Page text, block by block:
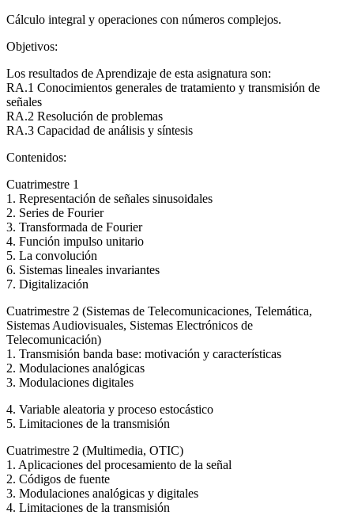
Cálculo integral y operaciones con números complejos.
Objetivos:
Los resultados de Aprendizaje de esta asignatura son:
RA.1 Conocimientos generales de tratamiento y transmisión de
señales
RA.2 Resolución de problemas
RA.3 Capacidad de análisis y síntesis
Contenidos:
Cuatrimestre 1
1. Representación de señales sinusoidales
2. Series de Fourier
3. Transformada de Fourier
4. Función impulso unitario
5. La convolución
6. Sistemas lineales invariantes
7. Digitalización
Cuatrimestre 2 (Sistemas de Telecomunicaciones, Telemática,
Sistemas Audiovisuales, Sistemas Electrónicos de
Telecomunicación)
1. Transmisión banda base: motivación y características
2. Modulaciones analógicas
3. Modulaciones digitales
4. Variable aleatoria y proceso estocástico
5. Limitaciones de la transmisión
Cuatrimestre 2 (Multimedia, OTIC)
1. Aplicaciones del procesamiento de la señal
2. Códigos de fuente
3. Modulaciones analógicas y digitales
4. Limitaciones de la transmisión